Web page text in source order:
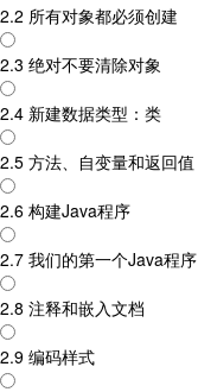
2.2 所有对象都必须创建
2.3 绝对不要清除对象
2.4 新建数据类型：类
2.5 方法、自变量和返回值
2.6 构建Java程序
2.7 我们的第一个Java程序
2.8 注释和嵌入文档
2.9 编码样式